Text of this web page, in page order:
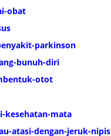
obat
parkinson
bunuh-diri
otot
kesehatan-mata
atasi-dengan-jeruk-nipis